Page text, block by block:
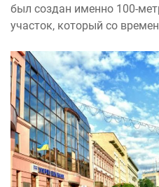
был создан именно 100-
участок, который со